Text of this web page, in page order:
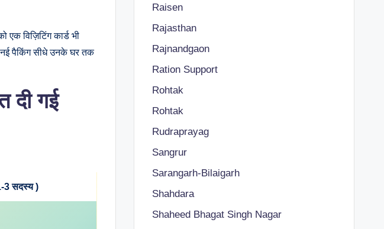
एक विज़िटिंग कार्ड भी
नई पैकिंग सीधे उनके घर तक
दी गई
3 सदस्य )
Raisen
Rajasthan
Rajnandgaon
Ration Support
Rohtak
Rohtak
Rudraprayag
Sangrur
Sarangarh-Bilaigarh
Shahdara
Shaheed Bhagat Singh Nagar